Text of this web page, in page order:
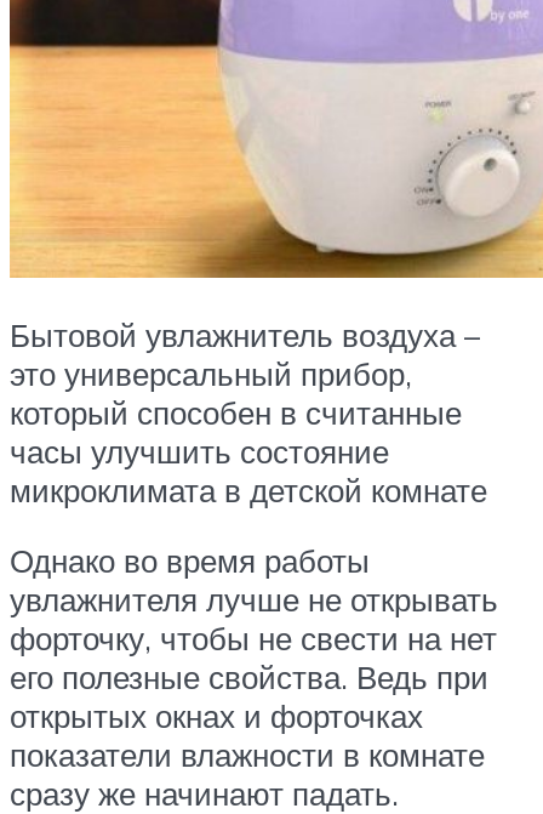
Бытовой увлажнитель воздуха –
это универсальный прибор,
который способен в считанные
часы улучшить состояние
микроклимата в детской комнате
Однако во время работы
увлажнителя лучше не открывать
форточку, чтобы не свести на нет
его полезные свойства. Ведь при
открытых окнах и форточках
показатели влажности в комнате
сразу же начинают падать.